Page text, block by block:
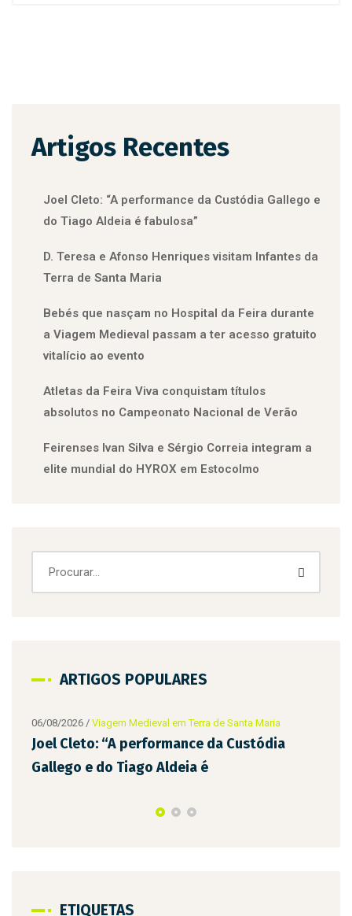
Artigos Recentes
Joel Cleto: “A performance da Custódia Gallego e
do Tiago Aldeia é fabulosa”
D. Teresa e Afonso Henriques visitam Infantes da
Terra de Santa Maria
Bebés que nasçam no Hospital da Feira durante
a Viagem Medieval passam a ter acesso gratuito
vitalício ao evento
Atletas da Feira Viva conquistam títulos
absolutos no Campeonato Nacional de Verão
Feirenses Ivan Silva e Sérgio Correia integram a
elite mundial do HYROX em Estocolmo
ARTIGOS POPULARES
Santa Maria
Custódia